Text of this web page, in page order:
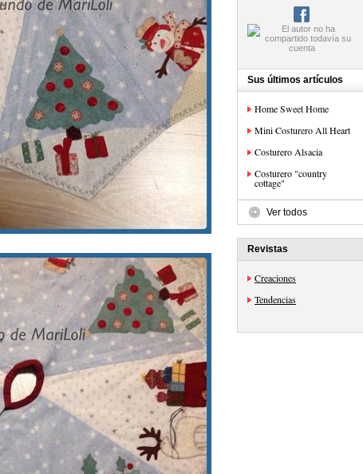
Sus últimos artículos
Home Sweet Home
Mini Costurero All Heart
Costurero Alsacia
Costurero "country
cottage"
Ver todos
Revistas
Creaciones
Tendencias